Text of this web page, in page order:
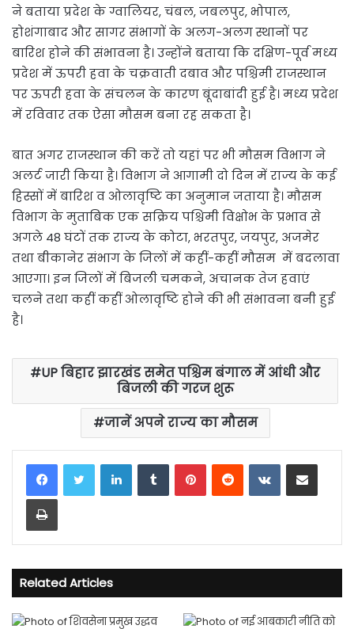
ने बताया प्रदेश के ग्वालियर, चंबल, जबलपुर, भोपाल,
होशंगाबाद और सागर संभागों के अलग-अलग स्थानों पर
बारिश होने की संभावना है। उन्होंने बताया कि दक्षिण-पूर्व मध्य
प्रदेश में ऊपरी हवा के चक्रवाती दबाव और पश्चिमी राजस्थान
पर ऊपरी हवा के संचलन के कारण बूंदाबांदी हुई है। मध्य प्रदेश
में रविवार तक ऐसा मौसम बना रह सकता है।
बात अगर राजस्थान की करें तो यहां पर भी मौसम विभाग ने
अलर्ट जारी किया है। विभाग ने आगामी दो दिन में राज्य के कई
हिस्सों में बारिश व ओलावृष्टि का अनुमान जताया है। मौसम
विभाग के मुताबिक एक सक्रिय पश्चिमी विक्षोभ के प्रभाव से
अगले 48 घंटों तक राज्य के कोटा, भरतपुर, जयपुर, अजमेर
तथा बीकानेर संभाग के जिलों में कहीं-कहीं मौसम में बदलावा
आएगा। इन जिलों में बिजली चमकने, अचानक तेज हवाएं
चलने तथा कहीं कहीं ओलावृष्टि होने की भी संभावना बनी हुई
है।
UP बिहार झारखंड समेत पश्चिम बंगाल में आंधी और
बिजली की गरज शुरू
जानें अपने राज्य का मौसम
LinkedInTumblrPinterestReddit VKontakteShare via Email
Print
Related Articles